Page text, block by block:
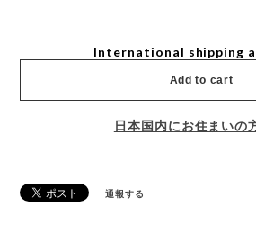
International shipping
Add to cart
日本国内にお住まいの
通報する